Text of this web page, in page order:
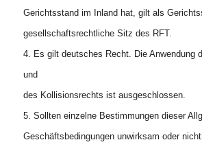
Gerichtsstand im Inland hat, gilt als
gesellschaftsrechtliche Sitz des RFT.
4. Es gilt deutsches Recht. Die Anwendung
und
des Kollisionsrechts ist ausgeschlossen.
5. Sollten einzelne Bestimmungen dieser
Geschäftsbedingungen unwirksam oder